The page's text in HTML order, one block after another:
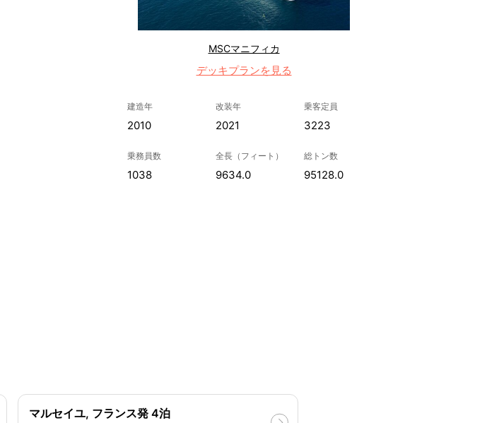
MSCマニフィカ
デッキプランを見る
建造年
2010
改装年
2021
乗客定員
3223
乗務員数
1038
全長（フィート）
9634.0
総トン数
95128.0
マルセイユ, フランス発 4泊